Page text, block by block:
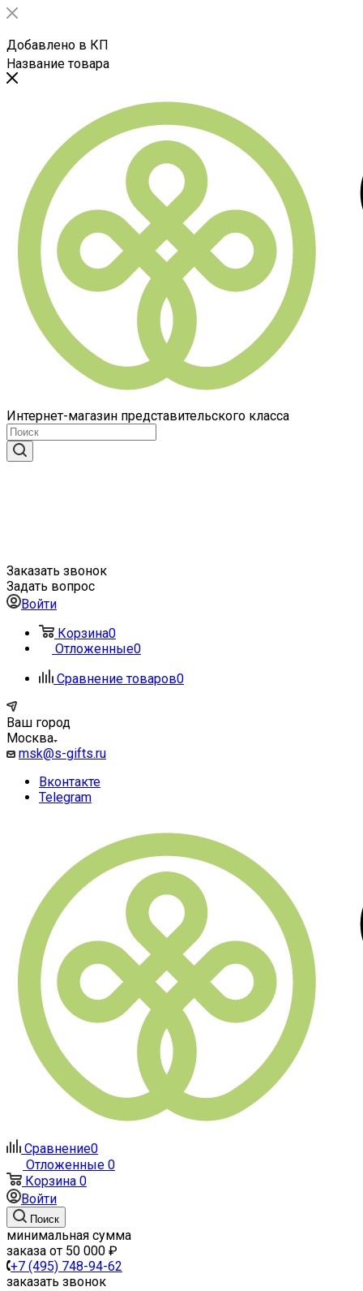
Добавлено в КП
Название товара
Интернет-магазин представительского класса
Заказать звонок
Задать вопрос
Войти
Корзина0
Отложенные0
Сравнение товаров0
Ваш город
Москва
msk@s-gifts.ru
Вконтакте
Telegram
Сравнение0
Отложенные 0
Корзина 0
Войти
Поиск
минимальная сумма
заказа от 50 000 ₽
+7 (495) 748-94-62
заказать звонок